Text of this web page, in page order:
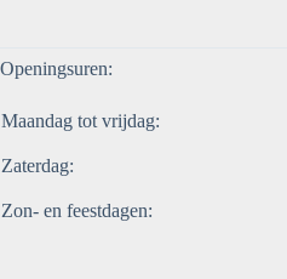
Openingsuren:
Maandag tot vrijdag:
Zaterdag:
Zon- en feestdagen: